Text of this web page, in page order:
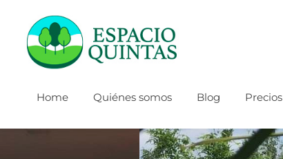
Home Quiénes somos Blog Precios